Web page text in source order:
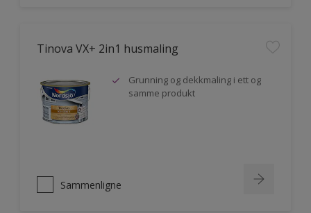
Tinova VX+ 2in1 husmaling
Grunning og dekkmaling i ett og
samme produkt
Sammenligne